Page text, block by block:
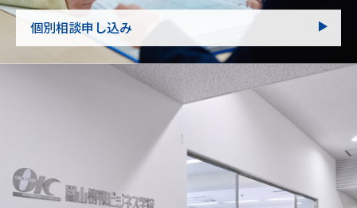
個別相談申し込み